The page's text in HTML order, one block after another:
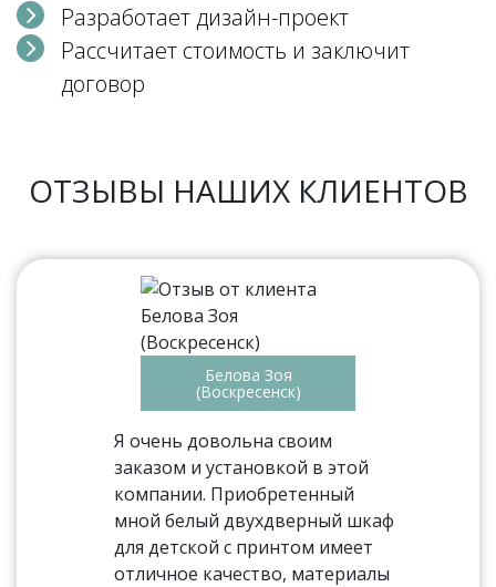
Разработает дизайн-проект
Рассчитает стоимость и заключит
договор
ОТЗЫВЫ НАШИХ КЛИЕНТОВ
Белова Зоя
(Воскресенск)
Я очень довольна своим
заказом и установкой в этой
компании. Приобретенный
мной белый двухдверный шкаф
для детской с принтом имеет
отличное качество, материалы